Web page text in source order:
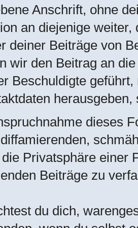
Anschrift, ohne
an diejenige weiter,
deiner Beiträge von
wir den Beitrag an
Beschuldigte
dieses
Privatsphäre einer
Beiträge zu
du dich,